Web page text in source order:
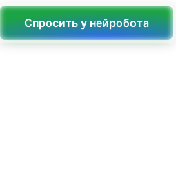
Спросить у нейробота